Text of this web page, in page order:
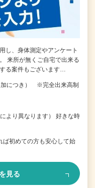
し、身体測定やアンケート
来所が無くご自宅で出来る
る案件もございます…
加につき） ※完全出来高制
より異なります） 好きな時
初めての方も安心して始
見る